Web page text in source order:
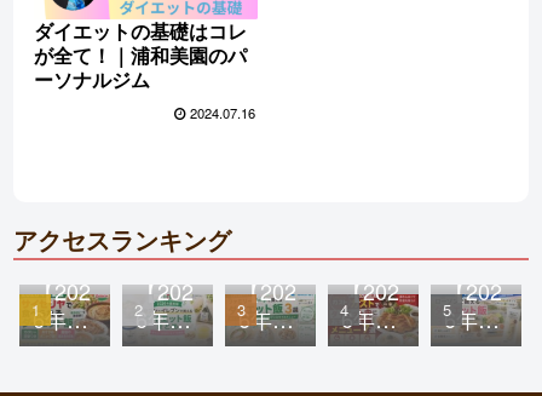
ダイエットの基礎はコレ
が全て！｜浦和美園のパ
ーソナルジム
2024.07.16
アクセスランキング
【202
6年最
新
【202
6年最
新
【202
6年
版】
【202
6年
版】
【202
6年
版】